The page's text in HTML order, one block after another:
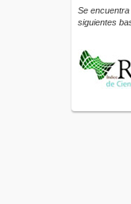
Se
siguientes